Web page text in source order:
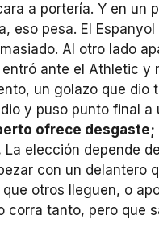
a portería. Y en un
eso pesa. El
Al otro lado
entró ante el Athletic y
un golazo que dio
y puso punto final a
ofrece
La elección depende
con un delantero
otros lleguen, o
corra tanto, pero que